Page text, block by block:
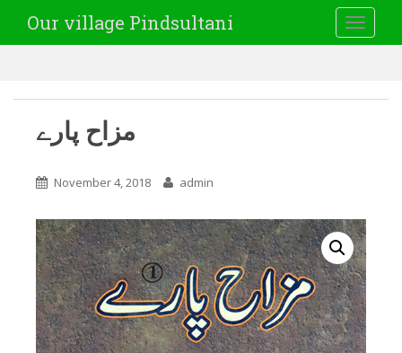
Our village Pindsultani
مزاح پارے
November 4, 2018 admin